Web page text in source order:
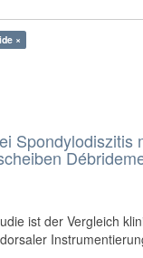
×
Spondylodiszitis
ist der Vergleich